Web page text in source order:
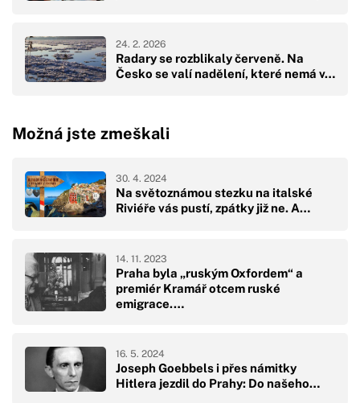
Radary se rozblikaly červeně. Na
Česko se valí nadělení, které nemá v…
24. 2. 2026
Možná jste zmeškali
Na světoznámou stezku na italské
Riviéře vás pustí, zpátky již ne. A…
30. 4. 2024
Praha byla „ruským Oxfordem“ a
premiér Kramář otcem ruské
emigrace.…
14. 11. 2023
Joseph Goebbels i přes námitky
Hitlera jezdil do Prahy: Do našeho…
16. 5. 2024